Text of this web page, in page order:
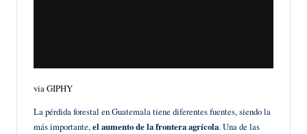
via GIPHY
La pérdida forestal en Guatemala tiene diferentes fuentes, siendo la
más importante,el aumento de la frontera agrícola. Una de las